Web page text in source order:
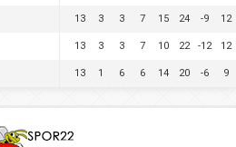
13 3 3 7 15 24 -9 12
13 3 3 7 10 22 -12 12
13 1 6 6 14 20 -6 9